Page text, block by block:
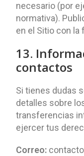
necesario (por
normativa).
en el Sitio con la
13.
contactos
Si tienes dudas
detalles sobre
transferencias
ejercer tus
Correo: